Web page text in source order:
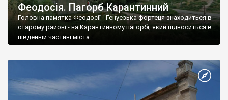
Феодосія. Пагорб Карантинний
Головна памятка Феодосії - Генуезька фортеця знаходиться в
старому районі - на Карантинному пагорбі, який підноситься в
південній частині міста.